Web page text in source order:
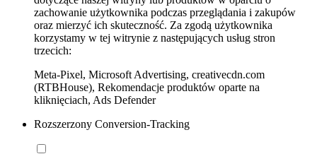
zachowanie użytkownika podczas przeglądania i zakupów
oraz mierzyć ich skuteczność. Za zgodą użytkownika
korzystamy w tej witrynie z następujących usług stron
trzecich:
Meta-Pixel, Microsoft Advertising, creativecdn.com
(RTBHouse), Rekomendacje produktów oparte na
kliknięciach, Ads Defender
Rozszerzony Conversion-Tracking